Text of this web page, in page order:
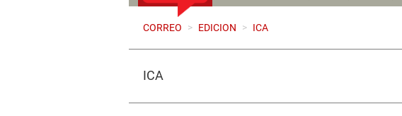
CORREO > EDICION > ICA
ICA